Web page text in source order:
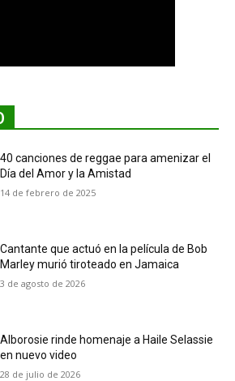
40 canciones de reggae para amenizar el
Día del Amor y la Amistad
14 de febrero de 2025
Cantante que actuó en la película de Bob
Marley murió tiroteado en Jamaica
3 de agosto de 2026
Alborosie rinde homenaje a Haile Selassie
en nuevo video
28 de julio de 2026